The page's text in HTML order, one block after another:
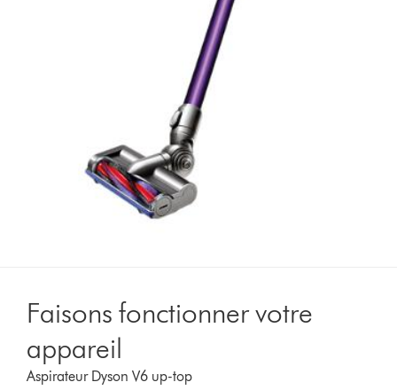
Faisons fonctionner votre
appareil
Aspirateur Dyson V6 up-top